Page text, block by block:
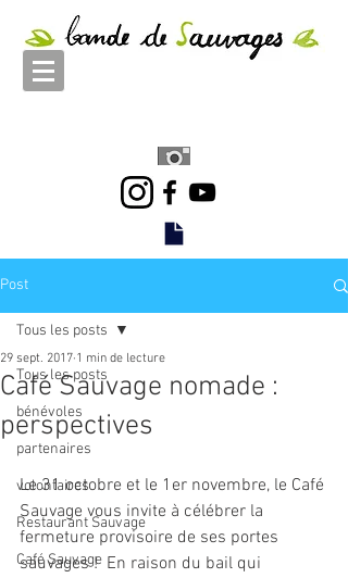
Post
Tous les posts
bénévoles
partenaires
volontaires
Restaurant Sauvage
Café Sauvage
Tous les posts
Café Sauvage nomade :
perspectives
29 sept. 2017 1 min de lecture
Le 31 octobre et le 1er novembre, le Café
Sauvage vous invite à célébrer la
fermeture provisoire de ses portes
sauvages !  En raison du bail qui